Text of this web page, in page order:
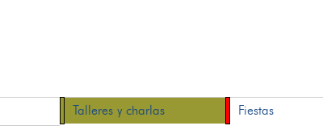
Talleres y charlas
Fiestas